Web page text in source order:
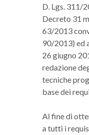
D. Lgs. 311/
Decreto 31
63/2013
90/2013) ed
26 giugno
redazione
tecniche
base dei
Al fine di
a tutti i